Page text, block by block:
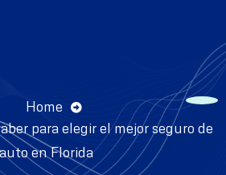
Home
para elegir el mejor seguro de
en Florida